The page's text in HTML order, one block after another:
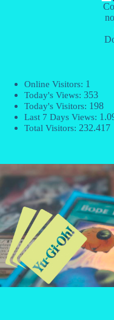
Online Visitors: 1
Today's Views: 353
Today's Visitors: 198
Last 7 Days Views:
Total Visitors: 232.417